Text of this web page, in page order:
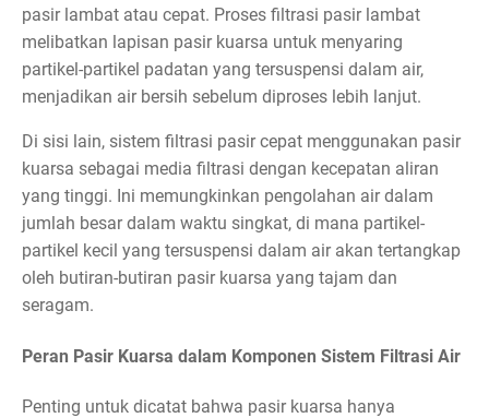
pasir lambat atau cepat. Proses filtrasi pasir lambat
melibatkan lapisan pasir kuarsa untuk menyaring
partikel-partikel padatan yang tersuspensi dalam air,
menjadikan air bersih sebelum diproses lebih lanjut.
Di sisi lain, sistem filtrasi pasir cepat menggunakan pasir
kuarsa sebagai media filtrasi dengan kecepatan aliran
yang tinggi. Ini memungkinkan pengolahan air dalam
jumlah besar dalam waktu singkat, di mana partikel-
partikel kecil yang tersuspensi dalam air akan tertangkap
oleh butiran-butiran pasir kuarsa yang tajam dan
seragam.
Peran Pasir Kuarsa dalam Komponen Sistem Filtrasi Air
Penting untuk dicatat bahwa pasir kuarsa hanya